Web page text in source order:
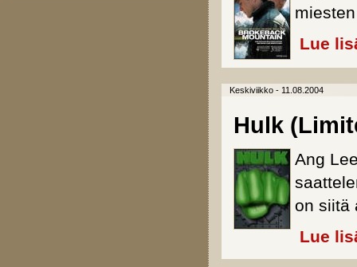
Lue
Keskiviikko - 11.08.2004
Hulk
Ang
on siitä
Lue